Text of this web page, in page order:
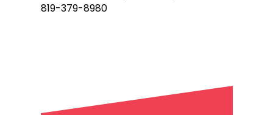
819-379-8980